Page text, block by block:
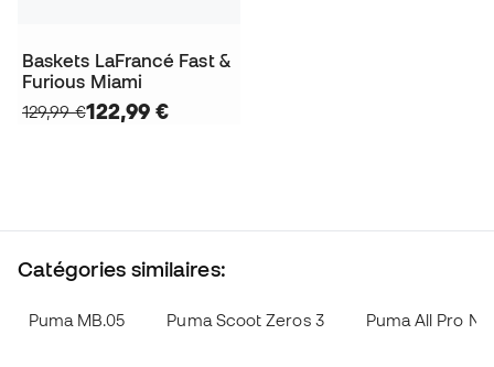
Baskets LaFrancé Fast &
Furious Miami
129,99 €122,99 €
Catégories similaires:
Puma MB.05 Puma Scoot Zeros 3 Puma All Pro